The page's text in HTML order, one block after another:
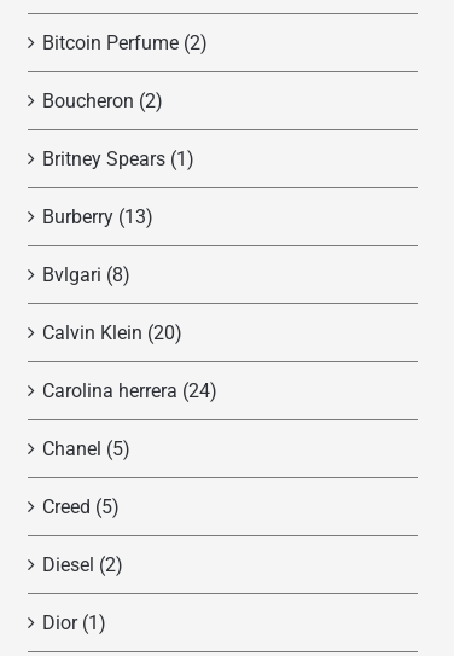
Bitcoin Perfume (2)
Boucheron (2)
Britney Spears (1)
Burberry (13)
Bvlgari (8)
Calvin Klein (20)
Carolina herrera (24)
Chanel (5)
Creed (5)
Diesel (2)
Dior (1)